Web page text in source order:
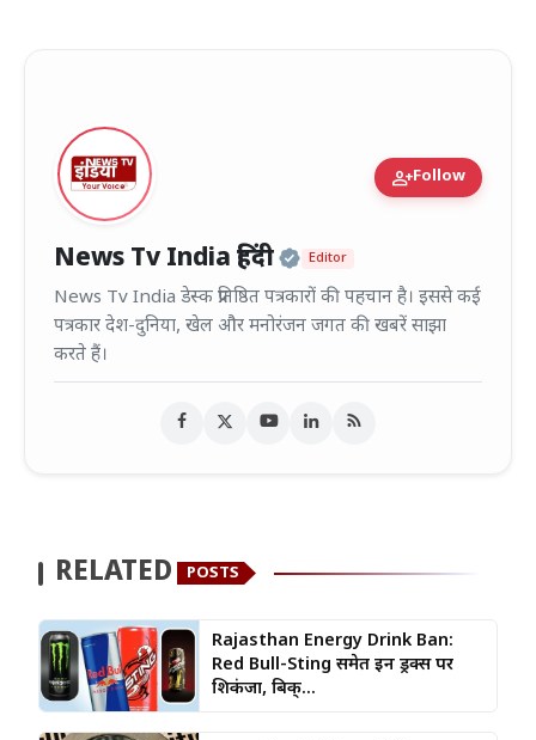
person_addFollow
News Tv India हिंदी Official | Verified
Editor
News Tv India डेस्क प्रतिष्ठित पत्रकारों की पहचान है। इससे कई
पत्रकार देश-दुनिया, खेल और मनोरंजन जगत की खबरें साझा
करते हैं।
RELATED POSTS
Rajasthan Energy Drink Ban:
Red Bull-Sting समेत इन ड्रिंक्स पर
शिकंजा, बिक्...